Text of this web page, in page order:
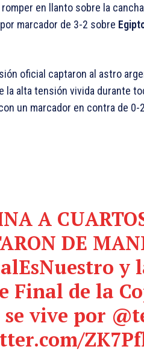
romper en llanto sobre la
marcador de 3-2 sobre
oficial captaron al astro
la alta tensión vivida durante
un marcador en contra de
A
DE
y
Final de la
se vive por